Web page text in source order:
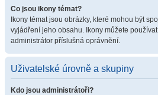
Co jsou ikony témat?
Ikony témat jsou obrázky, které mohou být
vyjádření jeho obsahu. Ikony můžete
administrátor příslušná oprávnění.
Uživatelské úrovně a skupiny
Kdo jsou administrátoři?